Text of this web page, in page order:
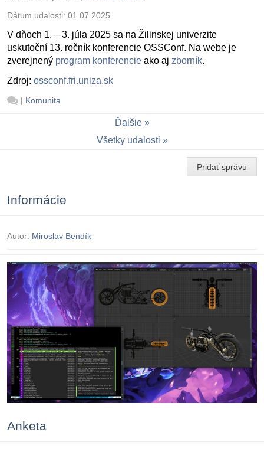
Dátum udalosti: 01.07.2025
V dňoch 1. – 3. júla 2025 sa na Žilinskej univerzite
uskutoční 13. ročník konferencie OSSConf. Na webe je
zverejnený program konferencie ako aj zborník.
Zdroj: ossconf.fri.uniza.sk
| Komunita
Ďalšie
Všetky udalosti
Pridať správu
Informácie
Autor: Miroslav Bendík
Anketa